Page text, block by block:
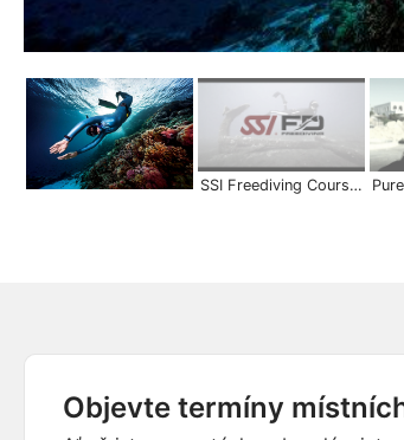
SSI Freediving Courses | Scuba Schools International
Objevte termíny